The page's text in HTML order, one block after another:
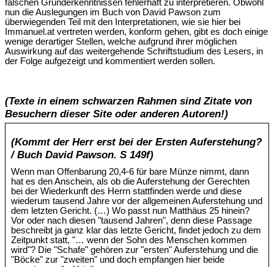
falschen Grunderkenntnissen fehlerhaft zu interpretieren. Obwohl
nun die Auslegungen im Buch von David Pawson zum
überwiegenden Teil mit den Interpretationen, wie sie hier bei
Immanuel.at vertreten werden, konform gehen, gibt es doch einige
wenige derartiger Stellen, welche aufgrund ihrer möglichen
Auswirkung auf das weitergehende Schriftstudium des Lesers, in
der Folge aufgezeigt und kommentiert werden sollen.
(Texte in einem schwarzen Rahmen sind Zitate von
Besuchern dieser Site oder anderen Autoren!)
(Kommt der Herr erst bei der Ersten Auferstehung?
/ Buch David Pawson. S 149f)
Wenn man Offenbarung 20,4-6 für bare Münze nimmt, dann
hat es den Anschein, als ob die Auferstehung der Gerechten
bei der Wiederkunft des Herrn stattfinden werde und diese
wiederum tausend Jahre vor der allgemeinen Auferstehung und
dem letzten Gericht. (…) Wo passt nun Matthäus 25 hinein?
Vor oder nach diesen "tausend Jahren", denn diese Passage
beschreibt ja ganz klar das letzte Gericht, findet jedoch zu dem
Zeitpunkt statt, "… wenn der Sohn des Menschen kommen
wird"? Die "Schafe" gehören zur "ersten" Auferstehung und die
"Böcke" zur "zweiten" und doch empfangen hier beide